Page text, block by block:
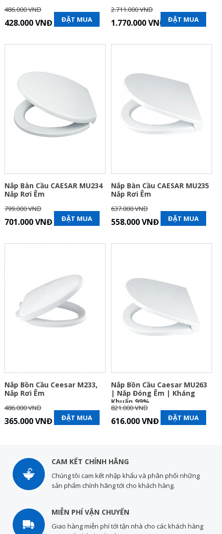
486.000 VNĐ
428.000 VNĐ ĐẶT MUA
2.711.000 VNĐ
1.770.000 VNĐ ĐẶT MUA
Nắp Bàn Cầu CAESAR MU234
Nắp Rơi Êm
799.000 VNĐ
701.000 VNĐ ĐẶT MUA
Nắp Bàn Cầu CAESAR MU235
Nắp Rơi Êm
637.000 VNĐ
558.000 VNĐ ĐẶT MUA
Nắp Bồn Cầu Ceesar M233,
Nắp Rơi Êm
486.000 VNĐ
365.000 VNĐ ĐẶT MUA
Nắp Bồn Cầu Caesar MU263
| Nắp Đóng Êm | Kháng
Khuẩn 99%
821.000 VNĐ
616.000 VNĐ ĐẶT MUA
CAM KẾT CHÍNH HÃNG
Chúng tôi cam kết nhập khẩu và phân phối những
sản phẩm chính hãng tới cho khách hàng.
MIỄN PHÍ VẬN CHUYỂN
Giao hàng miễn phí tới tận nhà cho các khách hàng